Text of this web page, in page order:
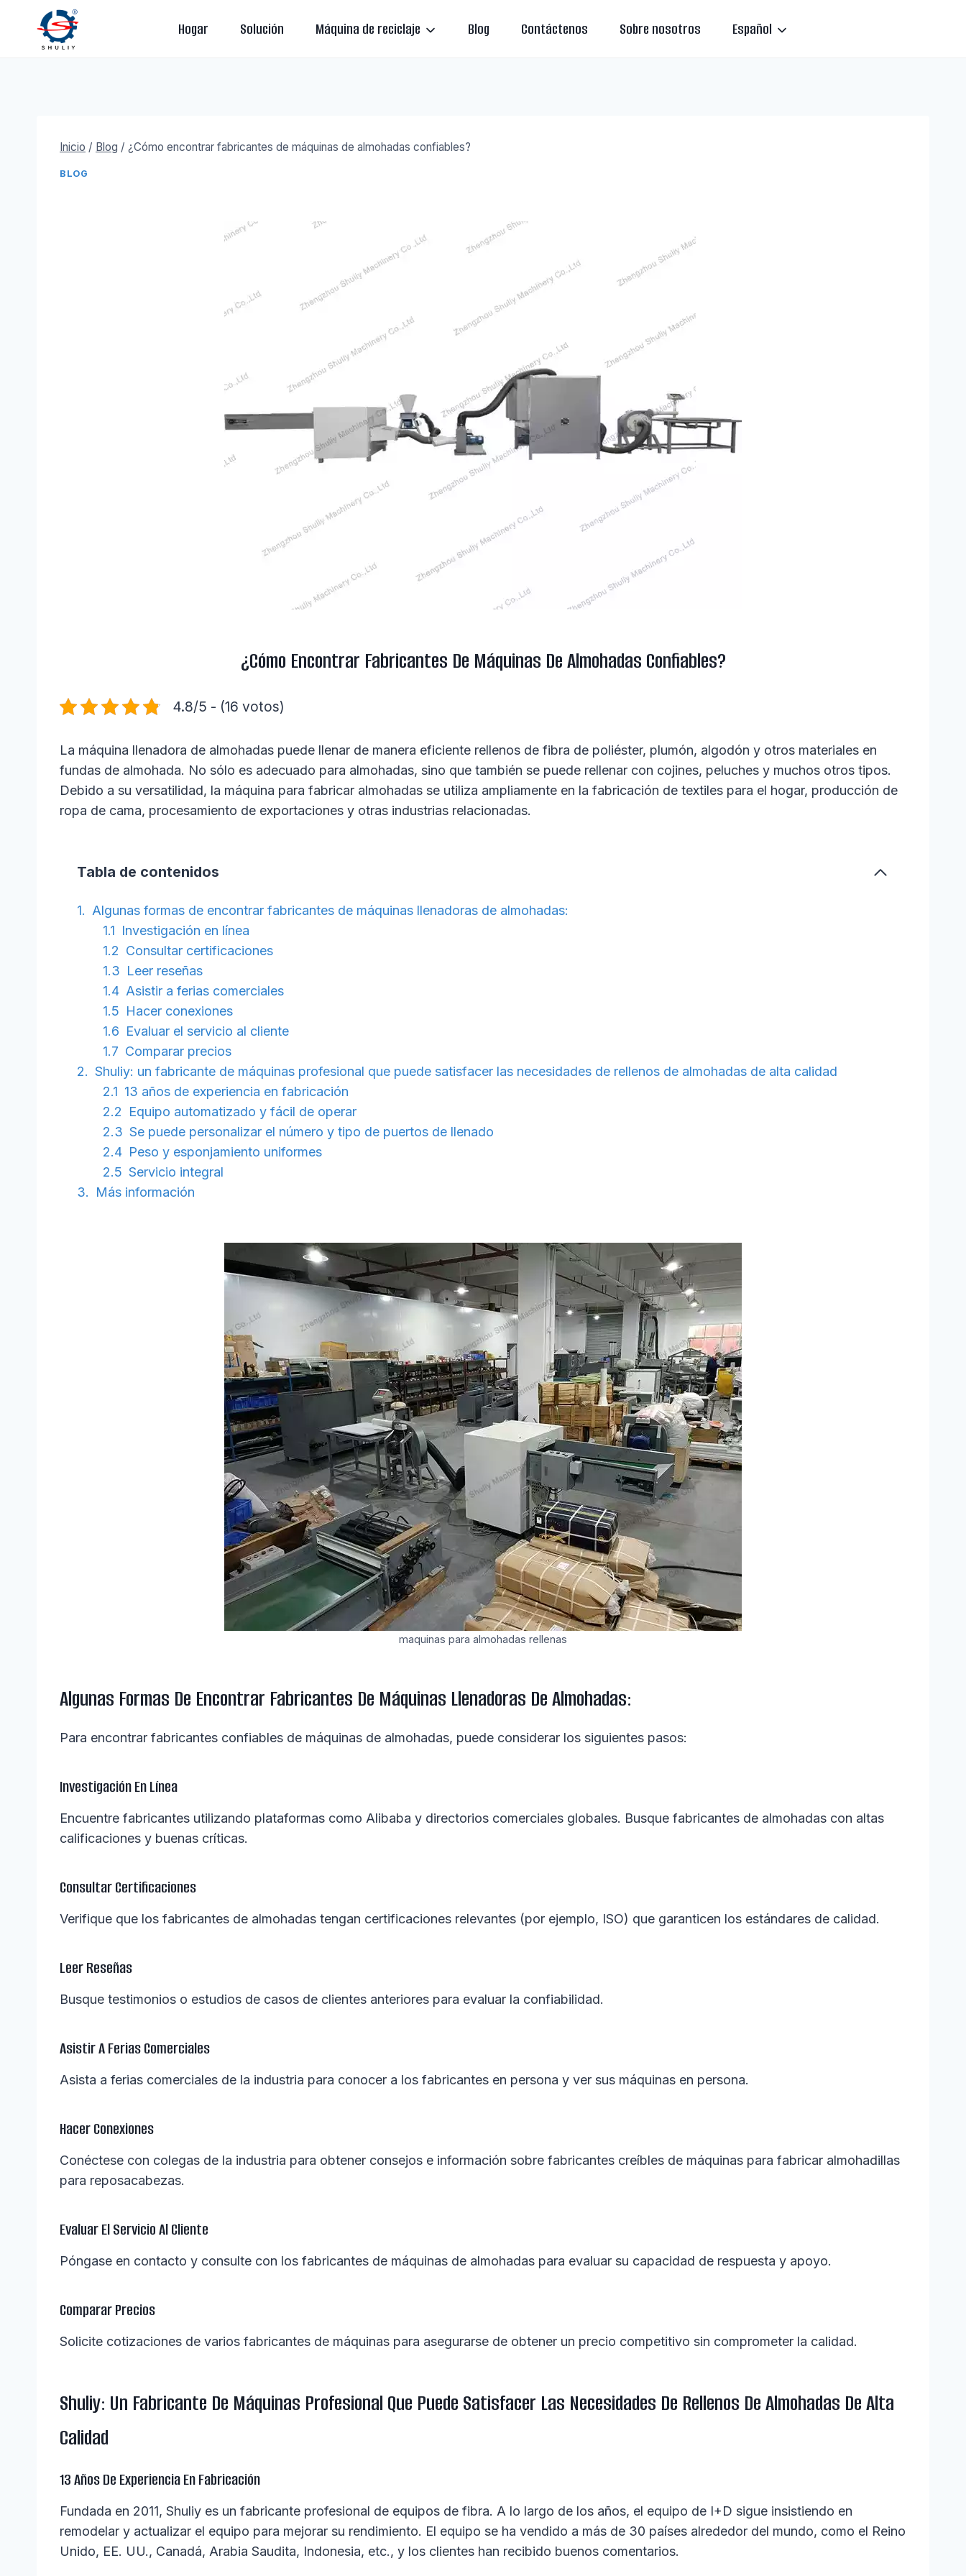
contenido
Hogar Solución Máquina de reciclaje Blog Contáctenos Sobre nosotros Español
Inicio / Blog / ¿Cómo encontrar fabricantes de máquinas de almohadas confiables?
BLOG
¿Cómo Encontrar Fabricantes De Máquinas De Almohadas Confiables?
4.8/5 - (16 votos)
La máquina llenadora de almohadas puede llenar de manera eficiente rellenos de fibra de poliéster, plumón, algodón y otros materiales en
fundas de almohada. No sólo es adecuado para almohadas, sino que también se puede rellenar con cojines, peluches y muchos otros tipos.
Debido a su versatilidad, la máquina para fabricar almohadas se utiliza ampliamente en la fabricación de textiles para el hogar, producción de
ropa de cama, procesamiento de exportaciones y otras industrias relacionadas.
Tabla de contenidos
Algunas formas de encontrar fabricantes de máquinas llenadoras de almohadas:
Investigación en línea
Consultar certificaciones
Leer reseñas
Asistir a ferias comerciales
Hacer conexiones
Evaluar el servicio al cliente
Comparar precios
Shuliy: un fabricante de máquinas profesional que puede satisfacer las necesidades de rellenos de almohadas de alta calidad
13 años de experiencia en fabricación
Equipo automatizado y fácil de operar
Se puede personalizar el número y tipo de puertos de llenado
Peso y esponjamiento uniformes
Servicio integral
Más información
maquinas para almohadas rellenas
Algunas Formas De Encontrar Fabricantes De Máquinas Llenadoras De Almohadas:
Para encontrar fabricantes confiables de máquinas de almohadas, puede considerar los siguientes pasos:
Investigación En Línea
Encuentre fabricantes utilizando plataformas como Alibaba y directorios comerciales globales. Busque fabricantes de almohadas con altas
calificaciones y buenas críticas.
Consultar Certificaciones
Verifique que los fabricantes de almohadas tengan certificaciones relevantes (por ejemplo, ISO) que garanticen los estándares de calidad.
Leer Reseñas
Busque testimonios o estudios de casos de clientes anteriores para evaluar la confiabilidad.
Asistir A Ferias Comerciales
Asista a ferias comerciales de la industria para conocer a los fabricantes en persona y ver sus máquinas en persona.
Hacer Conexiones
Conéctese con colegas de la industria para obtener consejos e información sobre fabricantes creíbles de máquinas para fabricar almohadillas
para reposacabezas.
Evaluar El Servicio Al Cliente
Póngase en contacto y consulte con los fabricantes de máquinas de almohadas para evaluar su capacidad de respuesta y apoyo.
Comparar Precios
Solicite cotizaciones de varios fabricantes de máquinas para asegurarse de obtener un precio competitivo sin comprometer la calidad.
Shuliy: Un Fabricante De Máquinas Profesional Que Puede Satisfacer Las Necesidades De Rellenos De Almohadas De Alta
Calidad
13 Años De Experiencia En Fabricación
Fundada en 2011, Shuliy es un fabricante profesional de equipos de fibra. A lo largo de los años, el equipo de I+D sigue insistiendo en
remodelar y actualizar el equipo para mejorar su rendimiento. El equipo se ha vendido a más de 30 países alrededor del mundo, como el Reino
Unido, EE. UU., Canadá, Arabia Saudita, Indonesia, etc., y los clientes han recibido buenos comentarios.